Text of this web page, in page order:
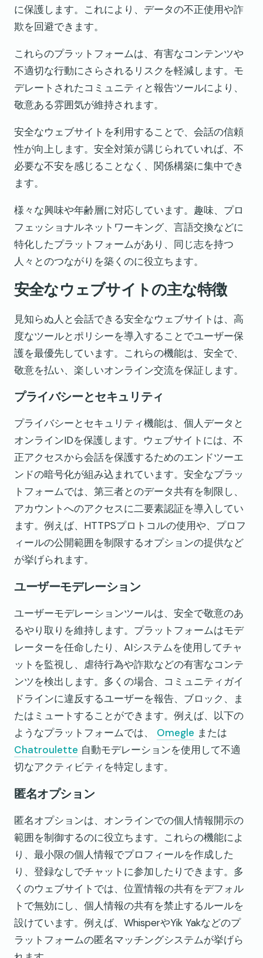
に保護します。これにより、データの不正使用や詐
欺を回避できます。
これらのプラットフォームは、有害なコンテンツや
不適切な行動にさらされるリスクを軽減します。モ
デレートされたコミュニティと報告ツールにより、
敬意ある雰囲気が維持されます。
安全なウェブサイトを利用することで、会話の信頼
性が向上します。安全対策が講じられていれば、不
必要な不安を感じることなく、関係構築に集中でき
ます。
様々な興味や年齢層に対応しています。趣味、プロ
フェッショナルネットワーキング、言語交換などに
特化したプラットフォームがあり、同じ志を持つ
人々とのつながりを築くのに役立ちます。
安全なウェブサイトの主な特徴
見知らぬ人と会話できる安全なウェブサイトは、高
度なツールとポリシーを導入することでユーザー保
護を最優先しています。これらの機能は、安全で、
敬意を払い、楽しいオンライン交流を保証します。
プライバシーとセキュリティ
プライバシーとセキュリティ機能は、個人データと
オンラインIDを保護します。ウェブサイトには、不
正アクセスから会話を保護するためのエンドツーエ
ンドの暗号化が組み込まれています。安全なプラッ
トフォームでは、第三者とのデータ共有を制限し、
アカウントへのアクセスに二要素認証を導入してい
ます。例えば、HTTPSプロトコルの使用や、プロフ
ィールの公開範囲を制限するオプションの提供など
が挙げられます。
ユーザーモデレーション
ユーザーモデレーションツールは、安全で敬意のあ
るやり取りを維持します。プラットフォームはモデ
レーターを任命したり、AIシステムを使用してチャ
ットを監視し、虐待行為や詐欺などの有害なコンテ
ンツを検出します。多くの場合、コミュニティガイ
ドラインに違反するユーザーを報告、ブロック、ま
たはミュートすることができます。例えば、以下の
ようなプラットフォームでは、 Omegle または
Chatroulette 自動モデレーションを使用して不適
切なアクティビティを特定します。
匿名オプション
匿名オプションは、オンラインでの個人情報開示の
範囲を制御するのに役立ちます。これらの機能によ
り、最小限の個人情報でプロフィールを作成した
り、登録なしでチャットに参加したりできます。多
くのウェブサイトでは、位置情報の共有をデフォル
トで無効にし、個人情報の共有を禁止するルールを
設けています。例えば、WhisperやYik Yakなどのプ
ラットフォームの匿名マッチングシステムが挙げら